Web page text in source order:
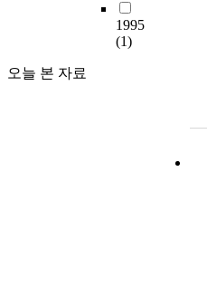
1995
(1)
오늘 본 자료